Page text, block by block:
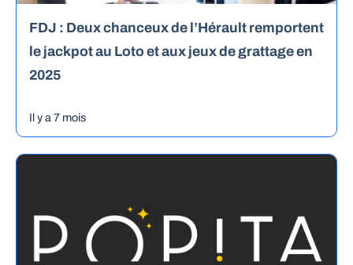
FDJ : Deux chanceux de l’Hérault remportent
le jackpot au Loto et aux jeux de grattage en
2025
Il y a 7 mois